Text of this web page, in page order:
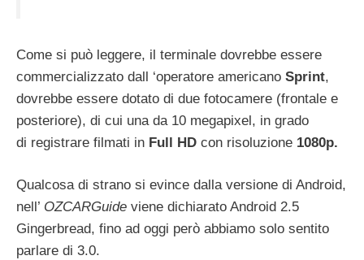
Come si può leggere, il terminale dovrebbe essere
commercializzato dall ‘operatore americano Sprint,
dovrebbe essere dotato di due fotocamere (frontale e
posteriore), di cui una da 10 megapixel, in grado
di registrare filmati in Full HD con risoluzione 1080p.
Qualcosa di strano si evince dalla versione di Android,
nell’ OZCARGuide viene dichiarato Android 2.5
Gingerbread, fino ad oggi però abbiamo solo sentito
parlare di 3.0.